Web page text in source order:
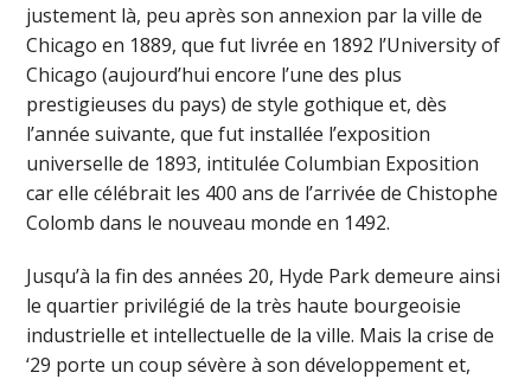
justement là, peu après son annexion par la ville de
Chicago en 1889, que fut livrée en 1892 l’University of
Chicago (aujourd’hui encore l’une des plus
prestigieuses du pays) de style gothique et, dès
l’année suivante, que fut installée l’exposition
universelle de 1893, intitulée Columbian Exposition
car elle célébrait les 400 ans de l’arrivée de Chistophe
Colomb dans le nouveau monde en 1492.
Jusqu’à la fin des années 20, Hyde Park demeure ainsi
le quartier privilégié de la très haute bourgeoisie
industrielle et intellectuelle de la ville. Mais la crise de
‘29 porte un coup sévère à son développement et,